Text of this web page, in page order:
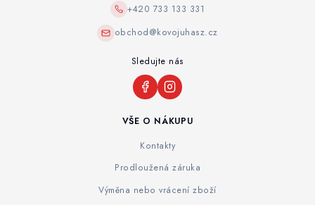
VŠE O NÁKUPU
Kontakty
Prodloužená záruka
Výměna nebo vrácení zboží
+420 733 133 331
obchod@kovojuhasz.cz
Sledujte nás